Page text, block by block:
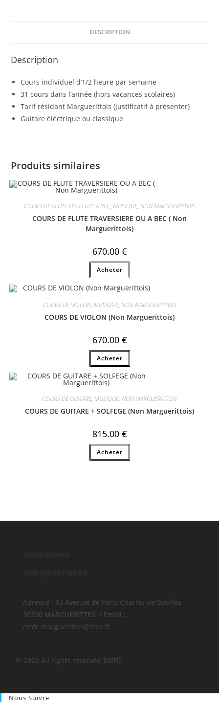
DESCRIPTION
Description
Cours individuel d’1/2 heure par semaine
31 cours dans l’année (hors vacances scolaires)
Tarif résidant Marguerittois (justificatif à présenter)
Guitare éléctrique ou classique
Produits similaires
COURS DE FLUTE OU FLUTE A BEC, MUSIQUE, NON MARGUERITTOIS
COURS DE FLUTE TRAVERSIERE OU A BEC ( Non
Marguerittois)
670.00 €
Acheter
COURS DE VIOLON, MUSIQUE, NON MARGUERITTOIS
COURS DE VIOLON (Non Marguerittois)
670.00 €
Acheter
COURS DE GUITARE, MUSIQUE, NON MARGUERITTOIS
COURS DE GUITARE + SOLFEGE (Non Marguerittois)
815.00 €
Acheter
Adresse : 13 Avenue de Paris Charles de Gaulles –
30320 MARGUERITTES / Email :
emfc.marguerittes@free.fr
© 2022 All rights reserved​ EMFC
Nous Suivre